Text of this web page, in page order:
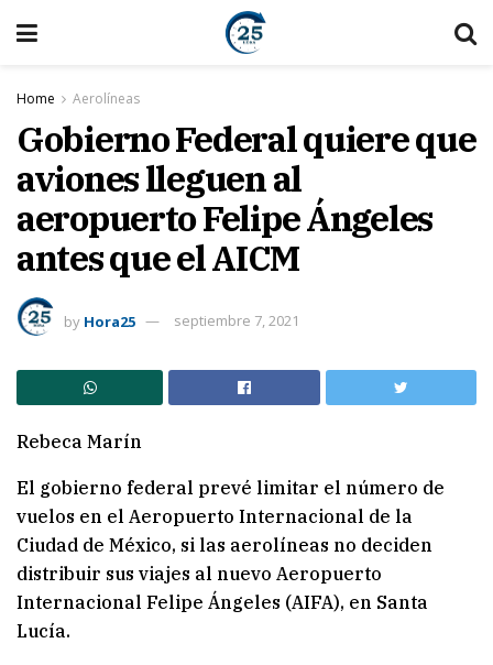
Home Aerolíneas
Gobierno Federal quiere que
aviones lleguen al
aeropuerto Felipe Ángeles
antes que el AICM
by Hora25 septiembre 7, 2021
Rebeca Marín
El gobierno federal prevé limitar el número de
vuelos en el Aeropuerto Internacional de la
Ciudad de México, si las aerolíneas no deciden
distribuir sus viajes al nuevo Aeropuerto
Internacional Felipe Ángeles (AIFA), en Santa
Lucía.